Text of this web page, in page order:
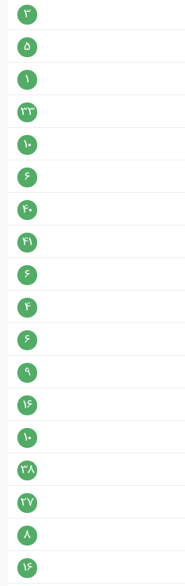
3
5
1
33
10
6
40
41
6
4
6
9
16
10
38
27
8
16